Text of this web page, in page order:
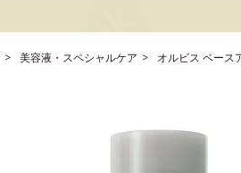
美容液・スペシャルケア オルビス ベース